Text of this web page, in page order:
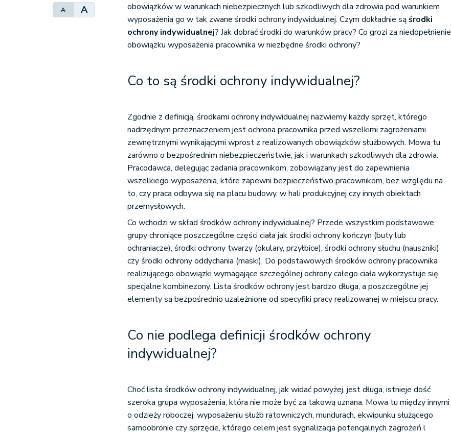
A A
obowiązków w warunkach niebezpiecznych lub szkodliwych dla zdrowia pod warunkiem
wyposażenia go w tak zwane środki ochrony indywidualnej. Czym dokładnie sąśrodki
ochrony indywidualnej? Jak dobrać środki do warunków pracy? Co grozi za niedopełnienie
obowiązku wyposażenia pracownika w niezbędne środki ochrony?
Co to są środki ochrony indywidualnej?
Zgodnie z definicją, środkami ochrony indywidualnej nazwiemy każdy sprzęt, którego
nadrzędnym przeznaczeniem jest ochrona pracownika przed wszelkimi zagrożeniami
zewnętrznymi wynikającymi wprost z realizowanych obowiązków służbowych. Mowa tu
zarówno o bezpośrednim niebezpieczeństwie, jak i warunkach szkodliwych dla zdrowia.
Pracodawca, delegując zadania pracownikom, zobowiązany jest do zapewnienia
wszelkiego wyposażenia, które zapewni bezpieczeństwo pracownikom, bez względu na
to, czy praca odbywa się na placu budowy, w hali produkcyjnej czy innych obiektach
przemysłowych.
Co wchodzi w skład środków ochrony indywidualnej? Przede wszystkim podstawowe
grupy chroniące poszczególne części ciała jak środki ochrony kończyn (buty lub
ochraniacze), środki ochrony twarzy (okulary, przyłbice), środki ochrony słuchu (nauszniki)
czy środki ochrony oddychania (maski). Do podstawowych środków ochrony pracownika
realizującego obowiązki wymagające szczególnej ochrony całego ciała wykorzystuje się
specjalne kombinezony. Lista środków ochrony jest bardzo długa, a poszczególne jej
elementy są bezpośrednio uzależnione od specyfiki pracy realizowanej w miejscu pracy.
Co nie podlega definicji środków ochrony
indywidualnej?
Choć lista środków ochrony indywidualnej, jak widać powyżej, jest długa, istnieje dość
szeroka grupa wyposażenia, która nie może być za takową uznana. Mowa tu między innymi
o odzieży roboczej, wyposażeniu służb ratowniczych, mundurach, ekwipunku służącego
samoobronie czy sprzęcie, którego celem jest sygnalizacja potencjalnych zagrożeń l